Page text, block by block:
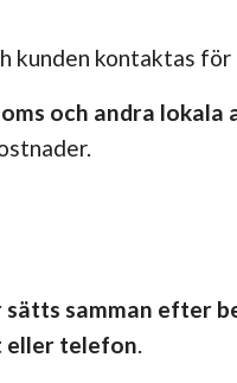
kunden kontaktas för
och andra lokala
samman efter
eller telefon.